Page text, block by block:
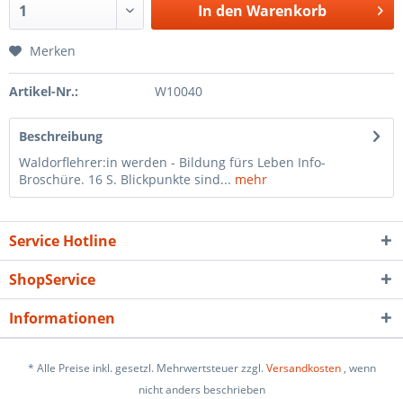
In den Warenkorb
Merken
Artikel-Nr.: W10040
Beschreibung
Waldorflehrer:in werden - Bildung fürs Leben Info-
Broschüre. 16 S. Blickpunkte sind... mehr
Service Hotline
ShopService
Informationen
* Alle Preise inkl. gesetzl. Mehrwertsteuer zzgl.Versandkosten, wenn
nicht anders beschrieben